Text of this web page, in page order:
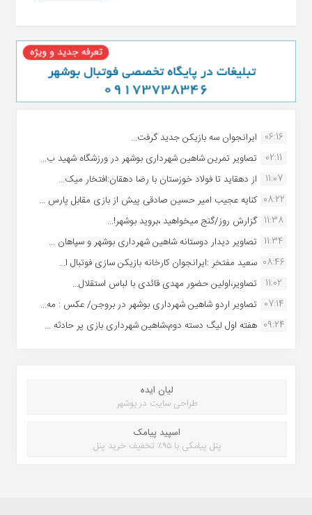
06:16 ایرانجوان سه بازیکن جدید گرفت...
02:11
تصاویر تمرین شاهین شهردارى بوشهر در ورزشگاه شهید ب...
11:07
از دهقاید تا فولاد خوزستان با رضا دهقان:افتخار میک...
08:22 کنایه عجیب امیر حسین صادقی پیش از بازی مقابل پارس ...
11:38 گزارش روز/گنج میخواهید ،بروید بوشهر!...
11:34 تصاویر دیدار دوستانه شاهین شهردارى بوشهر و سپاهان ...
08:46 سعید مفتخر :ایرانجوان کارخانه بازیکن سازی فوتبال ا...
11:02
تصاویر،اولین حضور مهدی قائدی با لباس استقلال...
07:14 تصاویر اردو شاهین شهرداری بوشهر در بروجن/ عکس : مه...
09:24 هفته اول لیگ دسته دوم،شاهین شهرداری بازی پر حادثه ...
لیان ایده
طراحی سایت در بوشهر
اسپید پیامک
پنل پیامکی با ۹۵٪ تخفیف خرید پنل